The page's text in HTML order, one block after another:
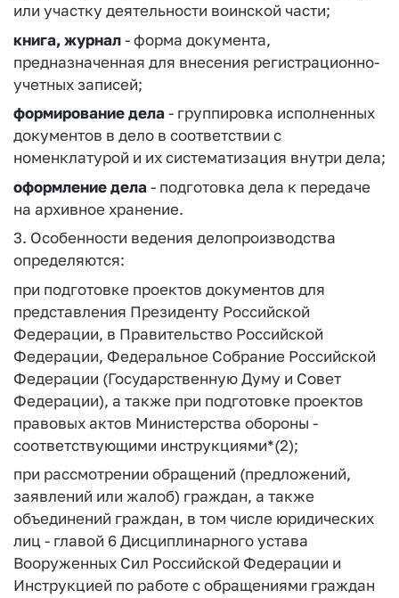
или участку деятельности воинской части;
книга, журнал- форма документа,
предназначенная для внесения регистрационно-
учетных записей;
формирование дела- группировка исполненных
документов в дело в соответствии с
номенклатурой и их систематизация внутри дела;
оформление дела- подготовка дела к передаче
на архивное хранение.
3. Особенности ведения делопроизводства
определяются:
при подготовке проектов документов для
представления Президенту Российской
Федерации, в Правительство Российской
Федерации, Федеральное Собрание Российской
Федерации (Государственную Думу и Совет
Федерации), а также при подготовке проектов
правовых актов Министерства обороны -
соответствующими инструкциями*(2);
при рассмотрении обращений (предложений,
заявлений или жалоб) граждан, а также
объединений граждан, в том числе юридических
лиц - главой 6 Дисциплинарного устава
Вооруженных Сил Российской Федерации и
Инструкцией по работе с обращениями граждан